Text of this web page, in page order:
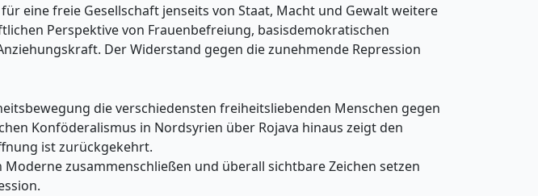
eine freie Gesellschaft jenseits von Staat, Macht und Gewalt weitere
Perspektive von Frauenbefreiung, basisdemokratischen
Der Widerstand gegen die zunehmende Repression
die verschiedensten freiheitsliebenden Menschen gegen
Konföderalismus in Nordsyrien über Rojava hinaus zeigt den
ist zurückgekehrt.
zusammenschließen und überall sichtbare Zeichen setzen